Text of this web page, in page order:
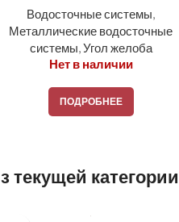
Водосточные системы,
Металлические водосточные
системы,Угол желоба
Нет в наличии
ПОДРОБНЕЕ
категории